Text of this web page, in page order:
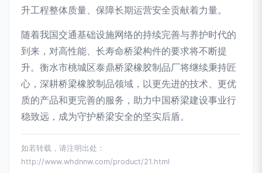
升工程整体质量、保障长期运营安全贡献着力量。
随着我国交通基础设施网络的持续完善与养护时代的
到来，对高性能、长寿命桥梁构件的要求将不断提
升。衡水市桃城区泰鼎桥梁橡胶制品厂将继续秉持匠
心，深耕桥梁橡胶制品领域，以更先进的技术、更优
质的产品和更完善的服务，助力中国桥梁建设事业行
稳致远，成为守护桥梁安全的坚实后盾。
如若转载，请注明出处：
http://www.whdnnw.com/product/21.html